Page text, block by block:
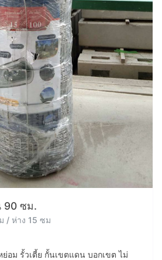
90 ซม.
/ ห่าง 15 ซม
อม รั้วเตี้ย กั้นเขตแดน บอกเขต ไม่